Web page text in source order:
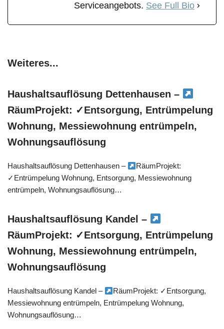
Serviceangebots. See Full Bio
Weiteres...
Haushaltsauflösung Dettenhausen –
RäumProjekt: ✓Entsorgung, Entrümpelung
Wohnung, Messiewohnung entrümpeln,
Wohnungsauflösung
Haushaltsauflösung Dettenhausen –
RäumProjekt:
✓Entrümpelung Wohnung, Entsorgung, Messiewohnung
entrümpeln, Wohnungsauflösung…
Haushaltsauflösung Kandel –
RäumProjekt: ✓Entsorgung, Entrümpelung
Wohnung, Messiewohnung entrümpeln,
Wohnungsauflösung
Haushaltsauflösung Kandel –
RäumProjekt: ✓Entsorgung,
Messiewohnung entrümpeln, Entrümpelung Wohnung,
Wohnungsauflösung…